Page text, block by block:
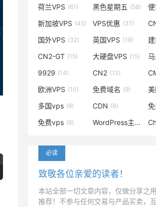
荷兰VPS (61) 黑色星期五 (58)
新加坡VPS (45) VPS优惠 (37)
国外VPS (32) 英国VPS (19)
CN2-GT (15) 大硬盘VPS (15)
9929 (14) CN2 (13)
欧洲VPS (10) 免费域名 (9)
多国vps (8) CDN (8)
免费vps (8) WordPress主题 (8)
必读
致敬各位亲爱的读者！
本站全部一切文章内容，仅做分享之
推荐！不参与任何交易与产品买卖，